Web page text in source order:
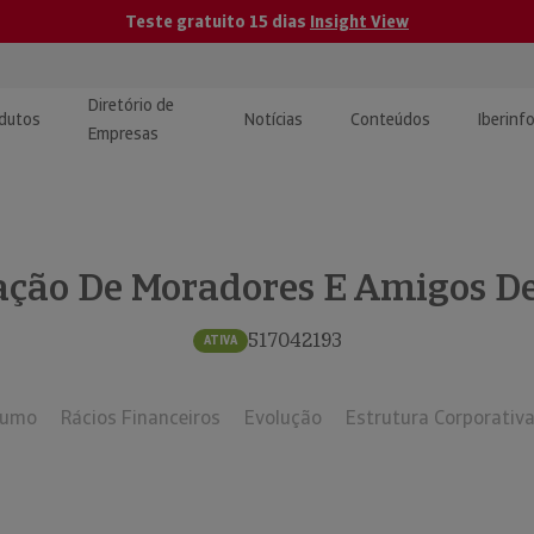
Teste gratuito 15 dias Insight View
e Monitorização de
Diretório de
Empresas
Notícias Conteúdos
| Estudos e
De Moradores E Amigos
ATIVA 517042193
Rácios Financeiros Evolução Estrutura Corporativa